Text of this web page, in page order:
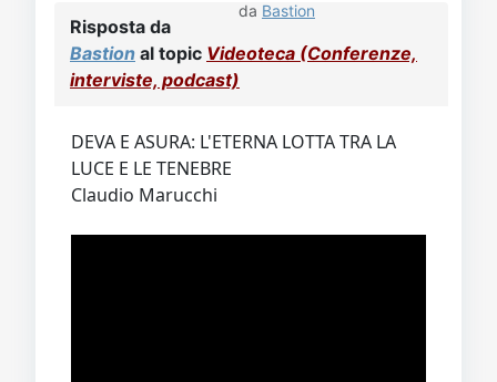
da Bastion
Risposta da
Bastion al topic Videoteca (Conferenze,
interviste, podcast)
DEVA E ASURA: L'ETERNA LOTTA TRA LA
LUCE E LE TENEBRE
Claudio Marucchi